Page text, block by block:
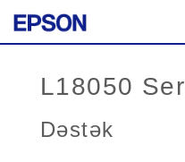
L18050
Dəstək